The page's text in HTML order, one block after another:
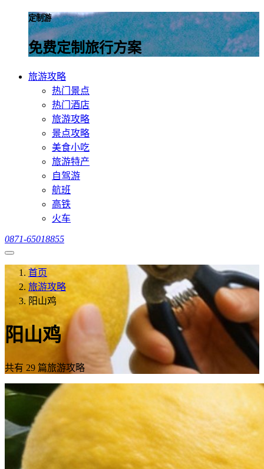
定制游
免费定制旅行方案
旅游攻略
热门景点
热门酒店
旅游攻略
景点攻略
美食小吃
旅游特产
自驾游
航班
高铁
火车
0871-65018855
首页
旅游攻略
阳山鸡
阳山鸡
共有 29 篇旅游攻略